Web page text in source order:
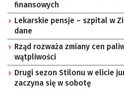
finansowych
Lekarskie pensje – szpital w
dane
Rząd rozważa zmiany cen
wątpliwości
Drugi sezon Stilonu w elicie
zaczyna się w sobotę